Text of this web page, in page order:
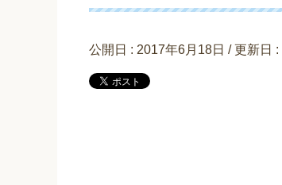
公開日 : 2017年6月18日 / 更新日 :